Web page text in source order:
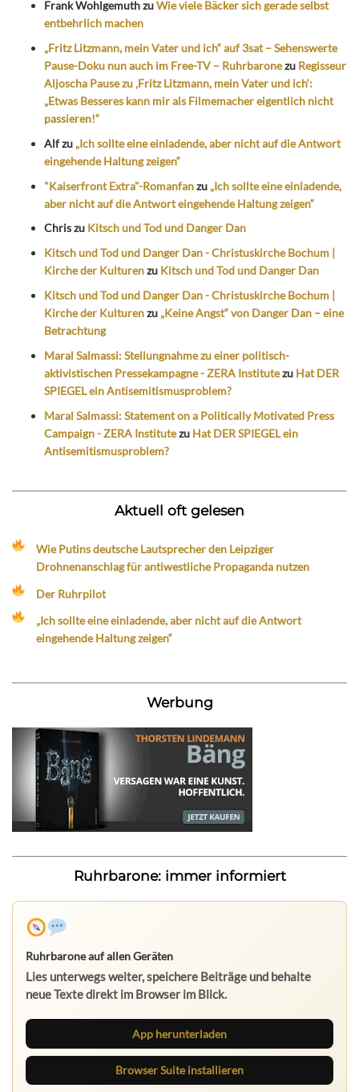
Frank WohlgemuthzuWie viele Bäcker sich gerade selbst
entbehrlich machen
„Fritz Litzmann, mein Vater und ich“ auf 3sat – Sehenswerte
Pause-Doku nun auch im Free-TV – Ruhrbaronezu Regisseur
Aljoscha Pause zu ‚Fritz Litzmann, mein Vater und ich‘:
„Etwas Besseres kann mir als Filmemacher eigentlich nicht
passieren!“
Alfzu „Ich sollte eine einladende, aber nicht auf die Antwort
eingehende Haltung zeigen“
"Kaiserfront Extra"-Romanfanzu „Ich sollte eine einladende,
aber nicht auf die Antwort eingehende Haltung zeigen“
Chriszu Kitsch und Tod und Danger Dan
Kitsch und Tod und Danger Dan - Christuskirche Bochum |
Kirche der Kulturenzu Kitsch und Tod und Danger Dan
Kitsch und Tod und Danger Dan - Christuskirche Bochum |
Kirche der Kulturenzu „Keine Angst“ von Danger Dan – eine
Betrachtung
Maral Salmassi: Stellungnahme zu einer politisch-
aktivistischen Pressekampagne - ZERA Institutezu Hat DER
SPIEGEL ein Antisemitismusproblem?
Maral Salmassi: Statement on a Politically Motivated Press
Campaign - ZERA Institutezu Hat DER SPIEGEL ein
Antisemitismusproblem?
Aktuell oft gelesen
Wie Putins deutsche Lautsprecher den Leipziger
Drohnenanschlag für antiwestliche Propaganda nutzen
Der Ruhrpilot
„Ich sollte eine einladende, aber nicht auf die Antwort
eingehende Haltung zeigen“
Werbung
Ruhrbarone: immer informiert
Ruhrbarone auf allen Geräten
Lies unterwegs weiter, speichere Beiträge und behalte
neue Texte direkt im Browser im Blick.
App herunterladen
Browser Suite installieren